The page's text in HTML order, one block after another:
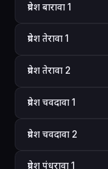
प्रवेश बारावा 1
प्रवेश तेरावा 1
प्रवेश तेरावा 2
प्रवेश चवदावा 1
प्रवेश चवदावा 2
प्रवेश पंधरावा 1